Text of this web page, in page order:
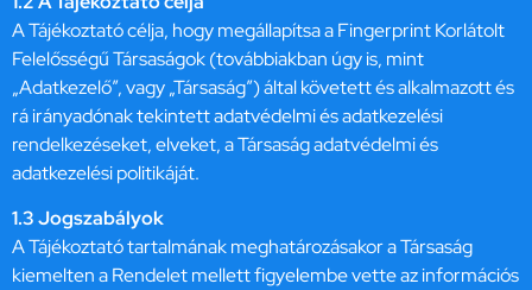
A Tájékoztató célja, hogy megállapítsa a Fingerprint Korlátolt
Felelősségű Társaságok (továbbiakban úgy is, mint
„Adatkezelő”, vagy „Társaság”) által követett és alkalmazott és
rá irányadónak tekintett adatvédelmi és adatkezelési
rendelkezéseket, elveket, a Társaság adatvédelmi és
adatkezelési politikáját.
1.3 Jogszabályok
A Tájékoztató tartalmának meghatározásakor a Társaság
kiemelten a Rendelet mellett figyelembe vette az információs